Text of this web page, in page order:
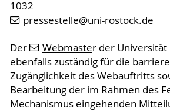
1032
pressestelle@uni-rostock.de
Der Webmaster der Universität
ebenfalls zuständig für die
Zugänglichkeit des Webauftritts
Bearbeitung der im Rahmen des
Mechanismus eingehenden